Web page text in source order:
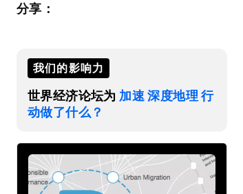
分享：
我们的影响力
世界经济论坛为 加速 深度地理 行
动做了什么？